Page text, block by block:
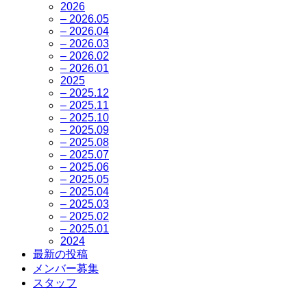
2026
– 2026.05
– 2026.04
– 2026.03
– 2026.02
– 2026.01
2025
– 2025.12
– 2025.11
– 2025.10
– 2025.09
– 2025.08
– 2025.07
– 2025.06
– 2025.05
– 2025.04
– 2025.03
– 2025.02
– 2025.01
2024
最新の投稿
メンバー募集
スタッフ